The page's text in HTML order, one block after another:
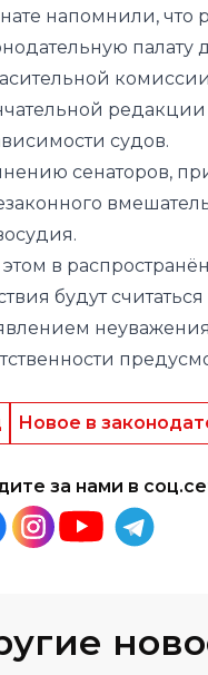
судов.
сенаторов,
в
будут
неуважения
Новое в